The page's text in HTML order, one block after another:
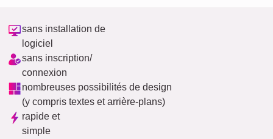
sans installation de
logiciel
sans inscription/
connexion
nombreuses possibilités de design
(y compris textes et arrière-plans)
rapide et
simple